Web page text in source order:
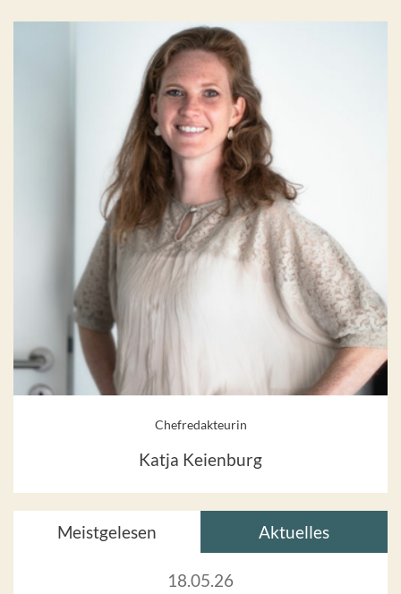
Chefredakteurin
Katja Keienburg
Meistgelesen Aktuelles
18.05.26